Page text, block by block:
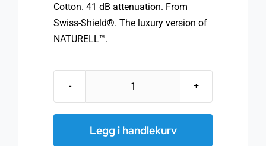
Cotton. 41 dB attenuation. From
Swiss-Shield®. The luxury version of
NATURELL™.
Shielding
ULTIMA™
Legg i handlekurv